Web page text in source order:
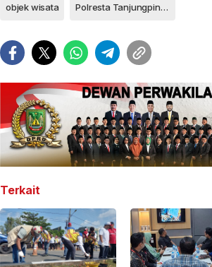
objek wisata Polresta Tanjungpinang
Terkait